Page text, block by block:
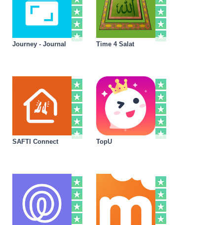
Journey - Journal Time 4 Salat
SAFTI Connect TopU